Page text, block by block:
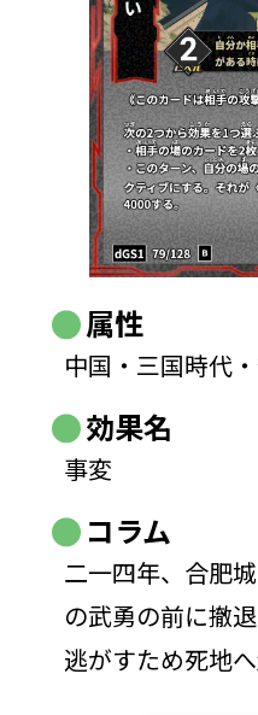
属性
中国・三国時代
効果名
事変
コラム
二一四年、合肥
の武勇の前に撤
逃がすため死地へ